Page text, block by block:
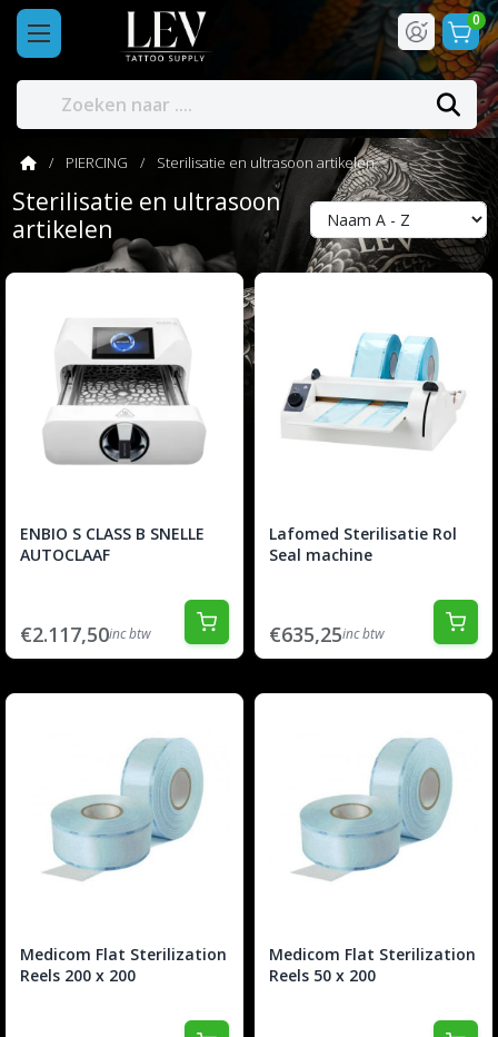
0
PIERCING Sterilisatie en ultrasoon artikelen
Sterilisatie en ultrasoon
artikelen
ENBIO S CLASS B SNELLE
AUTOCLAAF
€2.117,50inc btw
Lafomed Sterilisatie Rol
Seal machine
€635,25inc btw
Medicom Flat Sterilization
Reels 200 x 200
Medicom Flat Sterilization
Reels 50 x 200